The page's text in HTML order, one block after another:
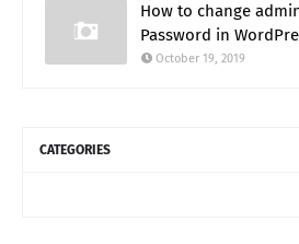
How to change
Password in
October 19, 2019
CATEGORIES